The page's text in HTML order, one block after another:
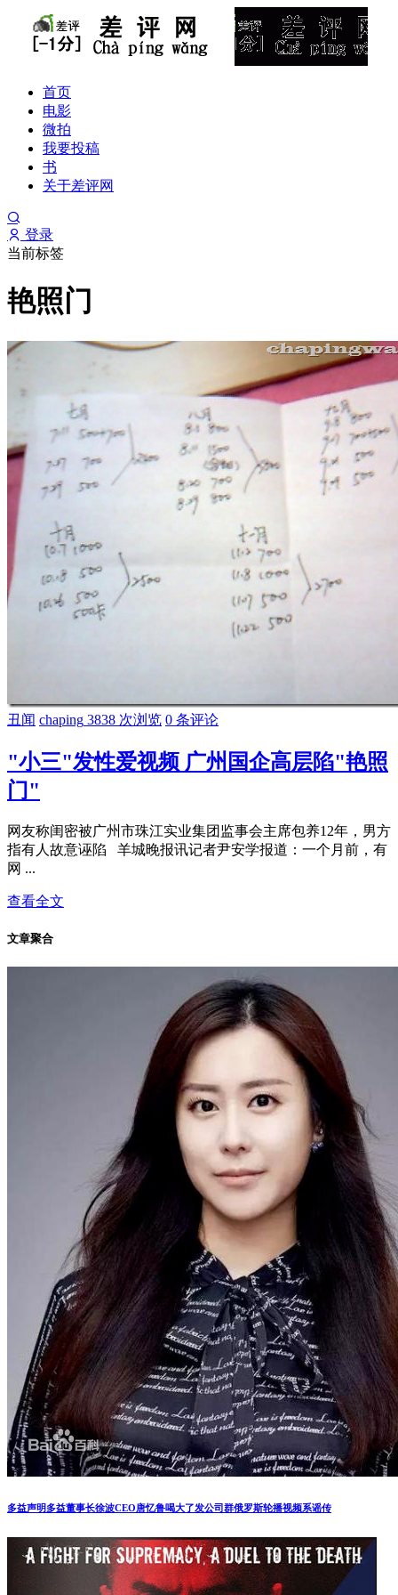
首页
电影
微拍
我要投稿
书
关于差评网
登录
当前标签
艳照门
丑闻 chaping 3838 次浏览 0 条评论
"小三"发性爱视频 广州国企高层陷"艳照
门"
网友称闺密被广州市珠江实业集团监事会主席包养12年，男方
指有人故意诬陷 羊城晚报讯记者尹安学报道：一个月前，有
网 ...
查看全文
文章聚合
多益声明多益董事长徐波CEO唐忆鲁喝大了发公司群俄罗斯轮播视频系谣传